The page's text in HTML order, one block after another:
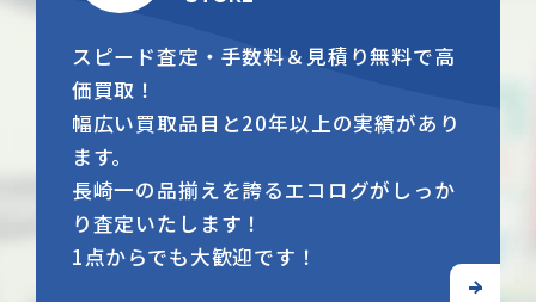
スピード査定・手数料＆見積り無料で高
価買取！
幅広い買取品目と20年以上の実績があり
ます。
長崎一の品揃えを誇るエコログがしっか
り査定いたします！
1点からでも大歓迎です！